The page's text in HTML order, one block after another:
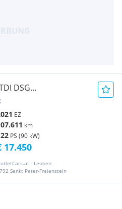
DSG
EZ
km
PS (90 kW)
- Leoben
Sankt Peter-Freienstein
17.450